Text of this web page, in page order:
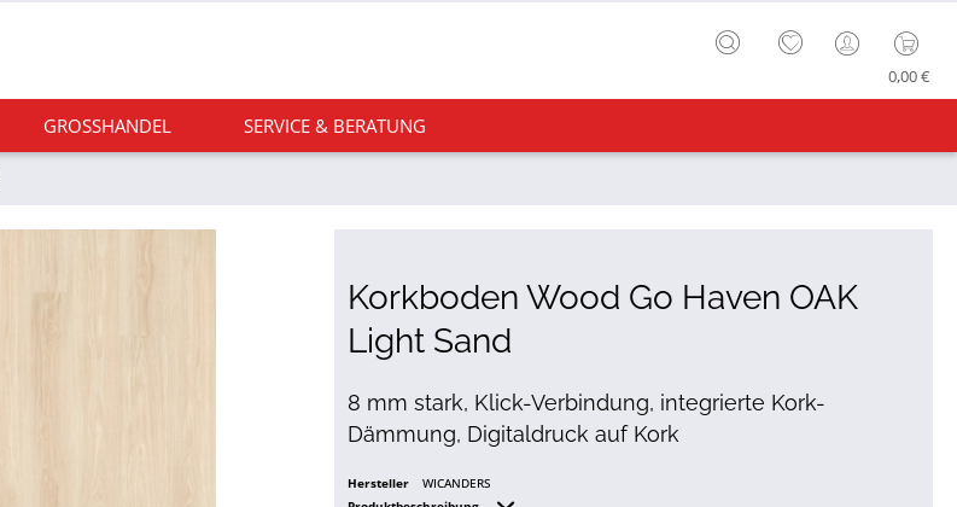
0,00 €
GROSSHANDEL SERVICE & BERATUNG
Korkboden Wood Go Haven OAK
Light Sand
8 mm stark, Klick-Verbindung, integrierte Kork-
Dämmung, Digitaldruck auf Kork
Hersteller
WICANDERS